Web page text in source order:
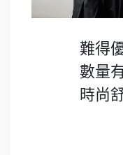
難得
數量
時尚